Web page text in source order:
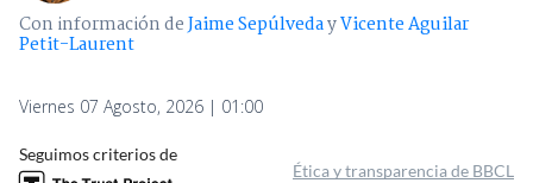
Con información deJaime SepúlvedayVicente Aguilar
Petit-Laurent
Viernes 07 Agosto, 2026 | 01:00
Seguimos criterios de
Ética y transparencia de BBCL